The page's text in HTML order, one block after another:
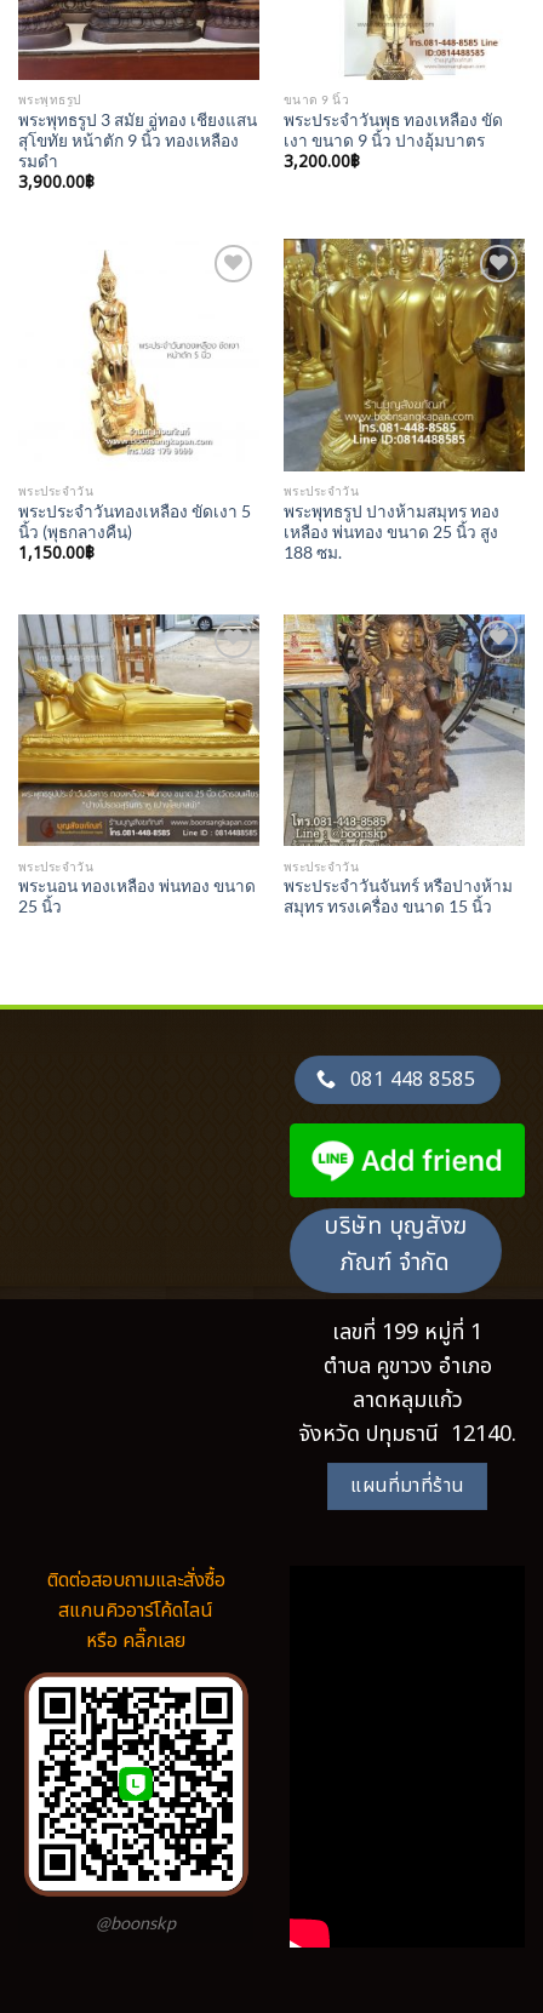
พระพุทธรูป
พระพุทธรูป 3 สมัย อู่ทอง เชียงแสน
สุโขทัย หน้าตัก 9 นิ้ว ทองเหลือง
รมดำ
3,900.00฿
ขนาด 9 นิ้ว
พระประจำวันพุธ ทองเหลือง ขัด
เงา ขนาด 9 นิ้ว ปางอุ้มบาตร
3,200.00฿
พระประจำวัน
พระประจำวันทองเหลือง ขัดเงา 5
นิ้ว (พุธกลางคืน)
1,150.00฿
Add to
Wishlist
พระประจำวัน
พระพุทธรูป ปางห้ามสมุทร ทอง
เหลือง พ่นทอง ขนาด 25 นิ้ว สูง
188 ซม.
Add to
Wishlist
พระประจำวัน
พระนอน ทองเหลือง พ่นทอง ขนาด
25 นิ้ว
Add to
Wishlist
พระประจำวัน
พระประจำวันจันทร์ หรือปางห้าม
สมุทร ทรงเครื่อง ขนาด 15 นิ้ว
081 448 8585
บริษัท บุญสังฆ
ภัณฑ์ จำกัด
เลขที่ 199 หมู่ที่ 1
ตำบล คูขาวง อำเภอ
ลาดหลุมแก้ว
จังหวัด ปทุมธานี 12140.
แผนที่มาที่ร้าน
ติดต่อสอบถามและสั่งซื้อ
สแกนคิวอาร์โค้ดไลน์
หรือ คลิ๊กเลย
@boonskp